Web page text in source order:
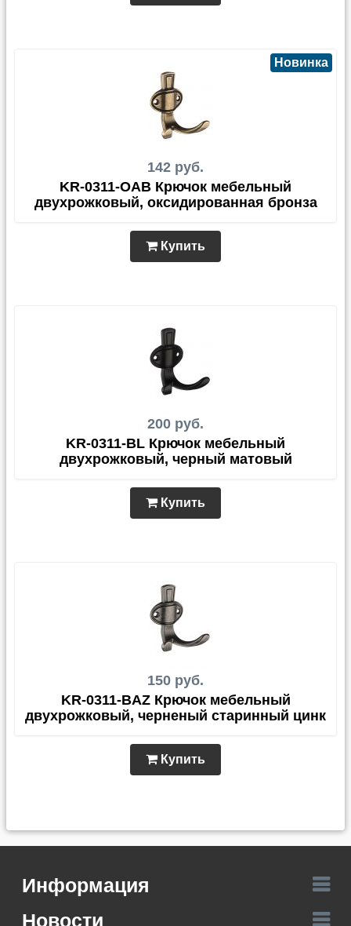
142 руб.
Новинка
KR-0311-OAB Крючок мебельный
двухрожковый, оксидированная бронза
Купить
200 руб.
KR-0311-BL Крючок мебельный
двухрожковый, черный матовый
Купить
150 руб.
KR-0311-BAZ Крючок мебельный
двухрожковый, черненый старинный цинк
Купить
Информация
Новости